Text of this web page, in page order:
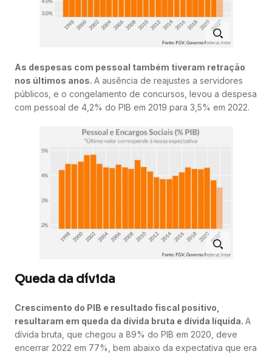
As despesas com pessoal também tiveram retração
nos últimos anos. A ausência de reajustes a servidores
públicos, e o congelamento de concursos, levou a despesa
com pessoal de 4,2% do PIB em 2019 para 3,5% em 2022.
Queda da dívida
Crescimento do PIB e resultado fiscal positivo,
resultaram em queda da dívida bruta e dívida líquida. A
dívida bruta, que chegou a 89% do PIB em 2020, deve
encerrar 2022 em 77%, bem abaixo da expectativa que era